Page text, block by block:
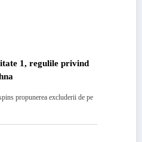
1, regulile privind
propunerea excluderii de pe